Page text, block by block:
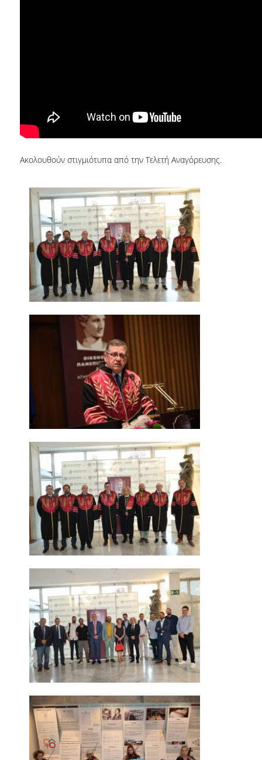
ΜΑΘΗΜΑΤΑ ΠΡΟΓΡΑΜΜΑΤΟΣ ΣΠΟΥΔΩΝ
ΑΛΛΑ ΤΜΗΜΑΤΑ
ΠΡΟΓΡΑΜΜΑ ERASMUS+
ΠΡΑΚΤΙΚΗ ΑΣΚΗΣΗ
ΓΕΝΙΚΕΣ ΠΛΗΡΟΦΟΡΙΕΣ
ΑΝΑΚΟΙΝΩΣΕΙΣ ΠΡΑΚΤΙΚΗΣ ΑΣΚΗΣΗΣ
ΚΑΘΗΓΗΤΕΣ-ΣΥΜΒΟΥΛΟΙ ΣΠΟΥΔΩΝ
ΔΙΑΔΙΚΑΣΙΑ ΠΑΡΑΠΟΝΩΝ ΦΟΙΤΗΤΩΝ
ΒΕΒΑΙΩΣΗ ΓΝΩΣΗΣ ΠΛΗΡΟΦΟΡΙΚΗΣ ΚΑΙ
ΧΕΙΡΙΣΜΟΥ Η.Υ.
ΕΠΑΝΕΞΕΤΑΣΗ ΓΙΑ ΒΕΛΤΙΩΣΗ ΒΑΘΜΟΛΟΓΙΑΣ
ΔΙΚΑΙΩΜΑ ΓΙΑ ΠΡΟΦΟΡΙΚΗ ΕΞΕΤΑΣΗ
ΤΗΣ ΑΓΩΓΗΣ ΚΑΙ ΤΗΣ ΕΚΠΑΙΔΕΥΣΗΣ
ΜΕΤΑΠΤΥΧΙΑΚΕΣ ΣΠΟΥΔΕΣ
ΠΛΗΡΟΥΣ ΦΟΙΤΗΣΗΣ
ΜΕΡΙΚΗΣ ΦΟΙΤΗΣΗΣ
ΔΙΔΑΚΤΟΡΙΚΟ ΠΡΟΓΡΑΜΜΑ
ΔΙΑΣΦΑΛΙΣΗ ΠΟΙΟΤΗΤΑΣ
ΠΟΛΙΤΙΚΗ ΠΟΙΟΤΗΤΑΣ
ΣΤΡΑΤΗΓΙΚΗ ΠΡΟΠΤΥΧΙΑΚΟΥ
ΠΡΟΓΡΑΜΜΑΤΟΣ ΤΜΗΜΑΤΟΣ
ΔΕΔΟΜΕΝΑ ΠΟΙΟΤΗΤΑΣ
ΠΙΣΤΟΠΟΙΗΣΗ
ΑΞΙΟΛΟΓΗΣΗ
ΑΠΟ ΠΡΟΠΤΥΧΙΑΚΟΥΣ ΦΟΙΤΗΤΕΣ
ΑΠΟ ΤΕΛΕΙΟΦΟΙΤΟΥΣ
Ακολουθούν στιγμιότυπα από την Τελετή Αναγόρευσης.